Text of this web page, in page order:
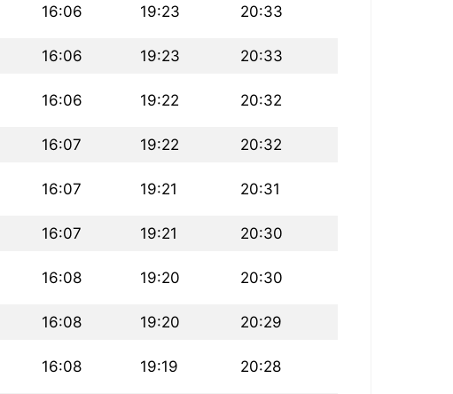
16:06 19:23 20:33
16:06 19:23 20:33
16:06 19:22 20:32
16:07 19:22 20:32
16:07 19:21 20:31
16:07 19:21 20:30
16:08 19:20 20:30
16:08 19:20 20:29
16:08 19:19 20:28